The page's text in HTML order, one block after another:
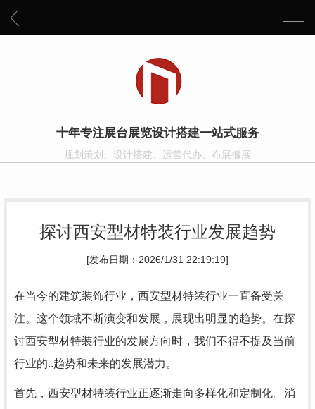
十年专注展台展览设计搭建一站式服务
规划策划、设计搭建、运营代办、布展撤展
探讨西安型材特装行业发展趋势
[发布日期：2026/1/31 22:19:19]
在当今的建筑装饰行业，西安型材特装行业一直备受关
注。这个领域不断演变和发展，展现出明显的趋势。在探
讨西安型材特装行业的发展方向时，我们不得不提及当前
行业的..趋势和未来的发展潜力。
首先，西安型材特装行业正逐渐走向多样化和定制化。消